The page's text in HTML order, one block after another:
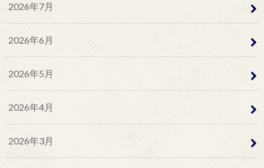
2026年7月
2026年6月
2026年5月
2026年4月
2026年3月